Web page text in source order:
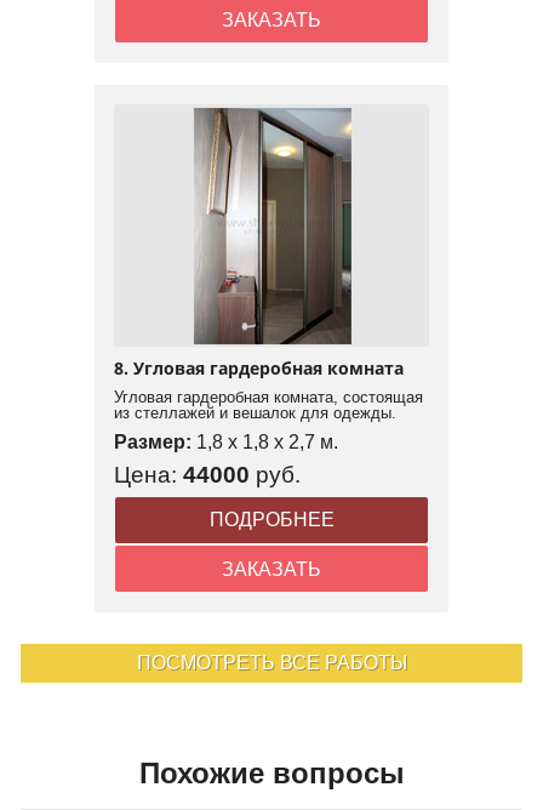
ЗАКАЗАТЬ
8. Угловая гардеробная комната
Угловая гардеробная комната, состоящая
из стеллажей и вешалок для одежды.
Размер: 1,8 x 1,8 x 2,7 м.
Цена: 44000 руб.
ПОДРОБНЕЕ
ЗАКАЗАТЬ
ПОСМОТРЕТЬ ВСЕ РАБОТЫ
Похожие вопросы